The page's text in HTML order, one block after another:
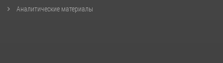
Аналитические материалы